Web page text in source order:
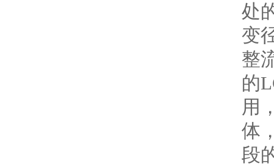
处
变
整
的
用
体
段